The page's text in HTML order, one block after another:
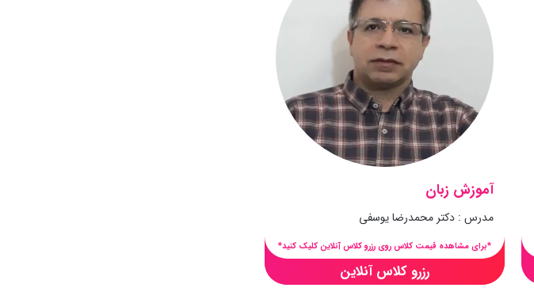
آموزش زبان
مدرس : دکتر محمدرضا یوسفی
*برای مشاهده قیمت کلاس روی رزرو کلاس آنلاین کلیک کنید*
رزرو کلاس آنلاین